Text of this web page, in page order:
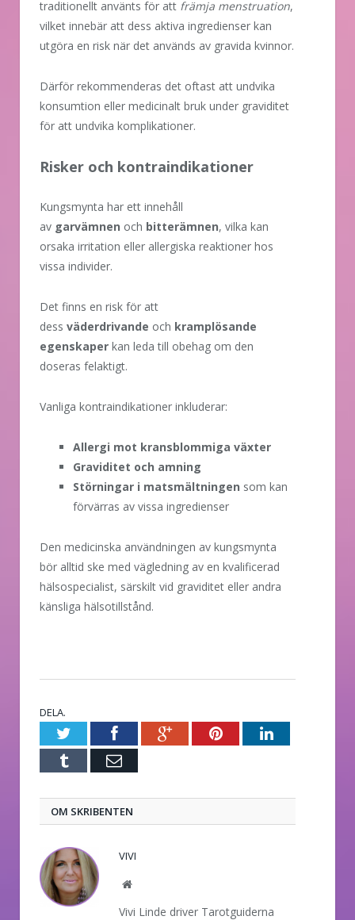
traditionellt använts för att främja menstruation,
vilket innebär att dess aktiva ingredienser kan
utgöra en risk när det används av gravida kvinnor.
Därför rekommenderas det oftast att undvika
konsumtion eller medicinalt bruk under graviditet
för att undvika komplikationer.
Risker och kontraindikationer
Kungsmynta har ett innehåll
av garvämnen och bitterämnen, vilka kan
orsaka irritation eller allergiska reaktioner hos
vissa individer.
Det finns en risk för att
dess väderdrivande och kramplösande
egenskaper kan leda till obehag om den
doseras felaktigt.
Vanliga kontraindikationer inkluderar:
Allergi mot kransblommiga växter
Graviditet och amning
Störningar i matsmältningen som kan
förvärras av vissa ingredienser
Den medicinska användningen av kungsmynta
bör alltid ske med vägledning av en kvalificerad
hälsospecialist, särskilt vid graviditet eller andra
känsliga hälsotillstånd.
DELA.
TwitterFacebookGoogle+PinterestLinkedIn
Tumblr E-
OM SKRIBENTEN
VIVI
Website
Vivi Linde driver Tarotguiderna